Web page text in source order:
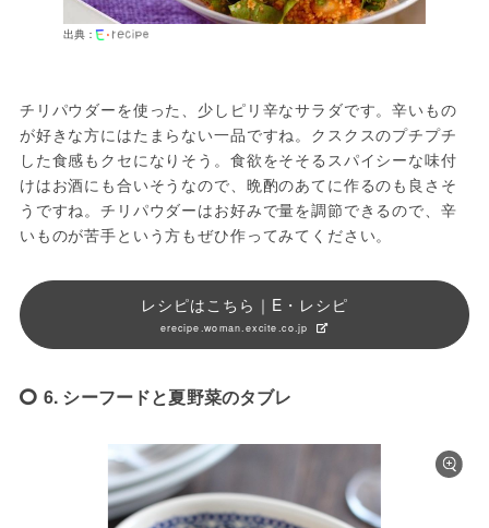
出典：
チリパウダーを使った、少しピリ辛なサラダです。辛いもの
が好きな方にはたまらない一品ですね。クスクスのプチプチ
した食感もクセになりそう。食欲をそそるスパイシーな味付
けはお酒にも合いそうなので、晩酌のあてに作るのも良さそ
うですね。チリパウダーはお好みで量を調節できるので、辛
いものが苦手という方もぜひ作ってみてください。
レシピはこちら｜E・レシピ
erecipe.woman.excite.co.jp
6. シーフードと夏野菜のタブレ